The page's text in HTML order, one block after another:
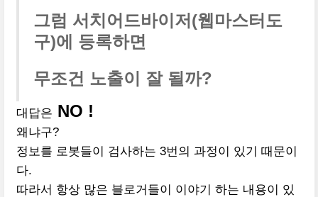
그럼 서치어드바이저(웹마스터도
구)에 등록하면
무조건 노출이 잘 될까?
대답은 NO !
왜냐구?
정보를 로봇들이 검사하는 3번의 과정이 있기 때문이
다.
따라서 항상 많은 블로거들이 이야기 하는 내용이 있